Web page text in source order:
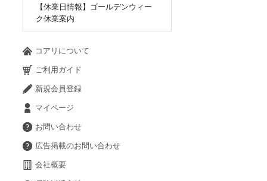
【休業日情報】ゴールデンウィー
ク休業案内
コアリについて
ご利用ガイド
新規会員登録
マイページ
お問い合わせ
広告掲載のお問い合わせ
会社概要